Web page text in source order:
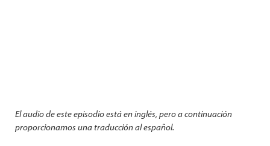
El audio de este episodio está en inglés, pero a continuación
proporcionamos una traducción al español.